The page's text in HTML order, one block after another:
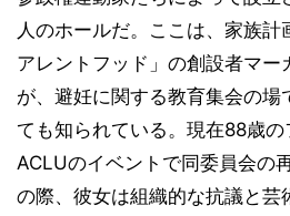
人のホールだ。ここは、家族
アレントフッド」の創設者マー
が、避妊に関する教育集会の場
ても知られている。現在88歳の
ACLUのイベントで同委員会の
の際、彼女は組織的な抗議と芸